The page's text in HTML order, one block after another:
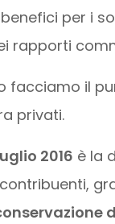
per i
rapporti
facciamo il
privati.
2016 è la